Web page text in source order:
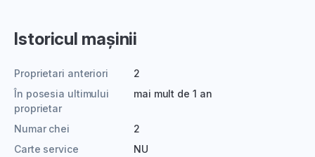
Istoricul mașinii
Proprietari anteriori
2
În posesia ultimului
proprietar
mai mult de 1 an
Numar chei
2
Carte service
NU